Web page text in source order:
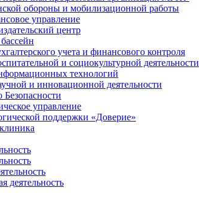
обороны и мобилизационной работы
управление
центр
учета и финансового контроля
и социокультурной деятельности
технологий
и инновационной деятельности
управление
поддержки «Доверие»
деятельность